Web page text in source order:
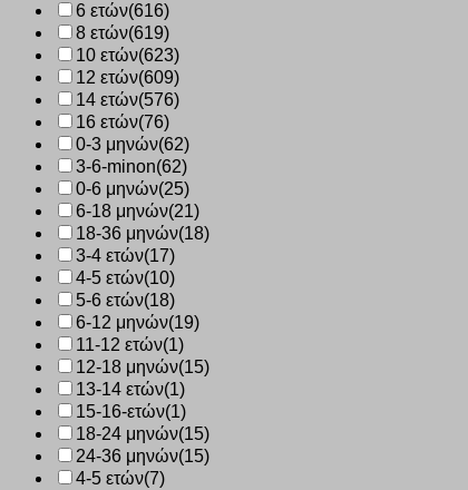
6 ετών(616)
8 ετών(619)
10 ετών(623)
12 ετών(609)
14 ετών(576)
16 ετών(76)
0-3 μηνών(62)
3-6-minon(62)
0-6 μηνών(25)
6-18 μηνών(21)
18-36 μηνών(18)
3-4 ετών(17)
4-5 ετών(10)
5-6 ετών(18)
6-12 μηνών(19)
11-12 ετών(1)
12-18 μηνών(15)
13-14 ετών(1)
15-16-ετών(1)
18-24 μηνών(15)
24-36 μηνών(15)
4-5 ετών(7)